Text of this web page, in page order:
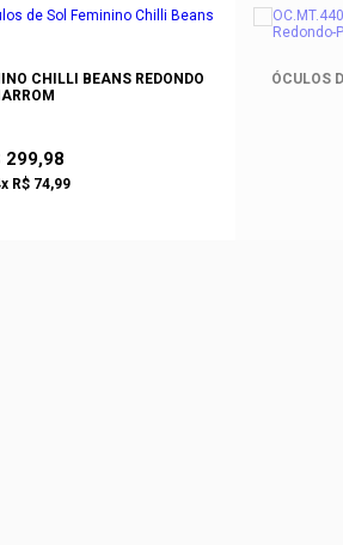
CHILLI BEANS REDONDO
299,98
R$ 74,99
ÓCULOS